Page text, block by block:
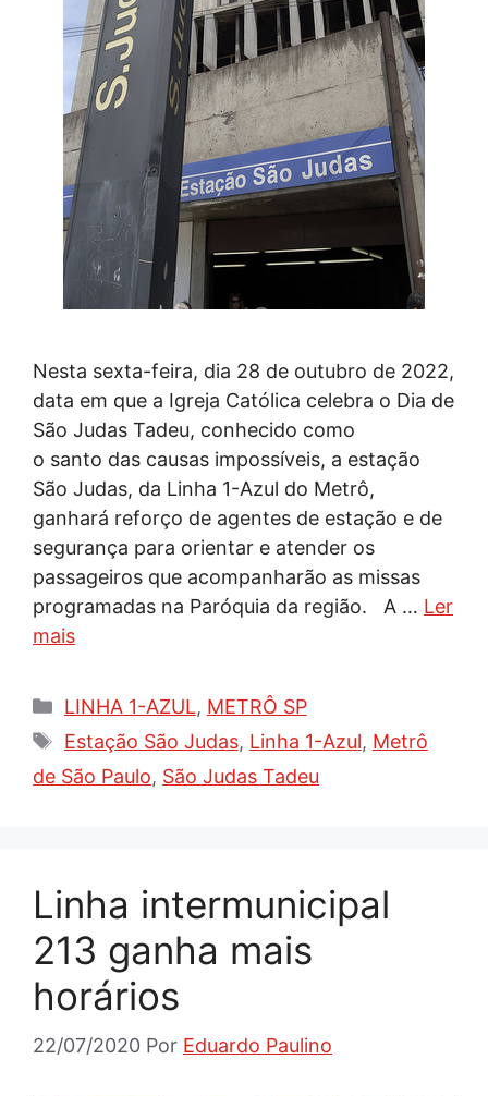
Nesta sexta-feira, dia 28 de outubro de 2022,
data em que a Igreja Católica celebra o Dia de
São Judas Tadeu, conhecido como
o santo das causas impossíveis, a estação
São Judas, da Linha 1-Azul do Metrô,
ganhará reforço de agentes de estação e de
segurança para orientar e atender os
passageiros que acompanharão as missas
programadas na Paróquia da região. A … Ler
mais
Categorias
LINHA 1-AZUL, METRÔ SP
Tags
Estação São Judas, Linha 1-Azul, Metrô
de São Paulo, São Judas Tadeu
Linha intermunicipal
213 ganha mais
horários
22/07/2020 Por Eduardo Paulino